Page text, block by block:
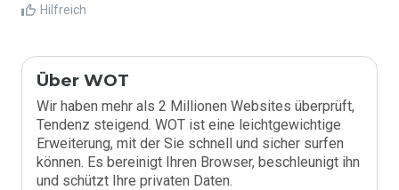
Hilfreich
Über WOT
Wir haben mehr als 2 Millionen Websites überprüft,
Tendenz steigend. WOT ist eine leichtgewichtige
Erweiterung, mit der Sie schnell und sicher surfen
können. Es bereinigt Ihren Browser, beschleunigt ihn
und schützt Ihre privaten Daten.